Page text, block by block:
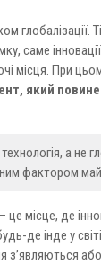
глобалізації.
саме
місця. При
який
а не
фактором
це місце, де
де інде у
з’являються